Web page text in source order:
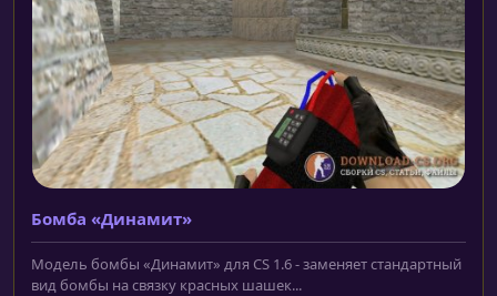
Бомба «Динамит»
Модель бомбы «Динамит» для CS 1.6 - заменяет стандартный
вид бомбы на связку красных шашек...